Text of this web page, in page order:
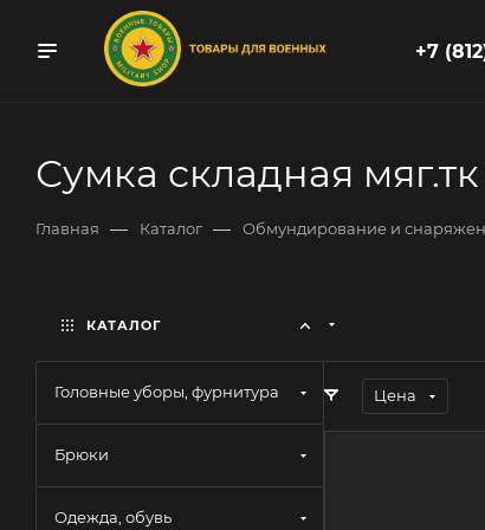
+7
Сумка складная
Главная — Каталог — Обмундирование и
Цена
КАТАЛОГ
Головные уборы, фурнитура
Брюки
Одежда, обувь